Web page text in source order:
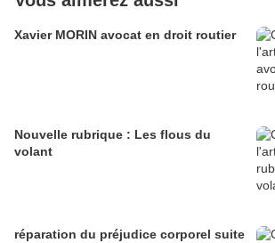
Xavier MORIN avocat en droit routier
Nouvelle rubrique : Les flous du
volant
réparation du préjudice corporel suite